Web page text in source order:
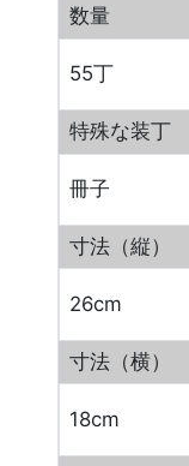
数量
55丁
特殊な装丁
冊子
寸法（縦）
26cm
寸法（横）
18cm